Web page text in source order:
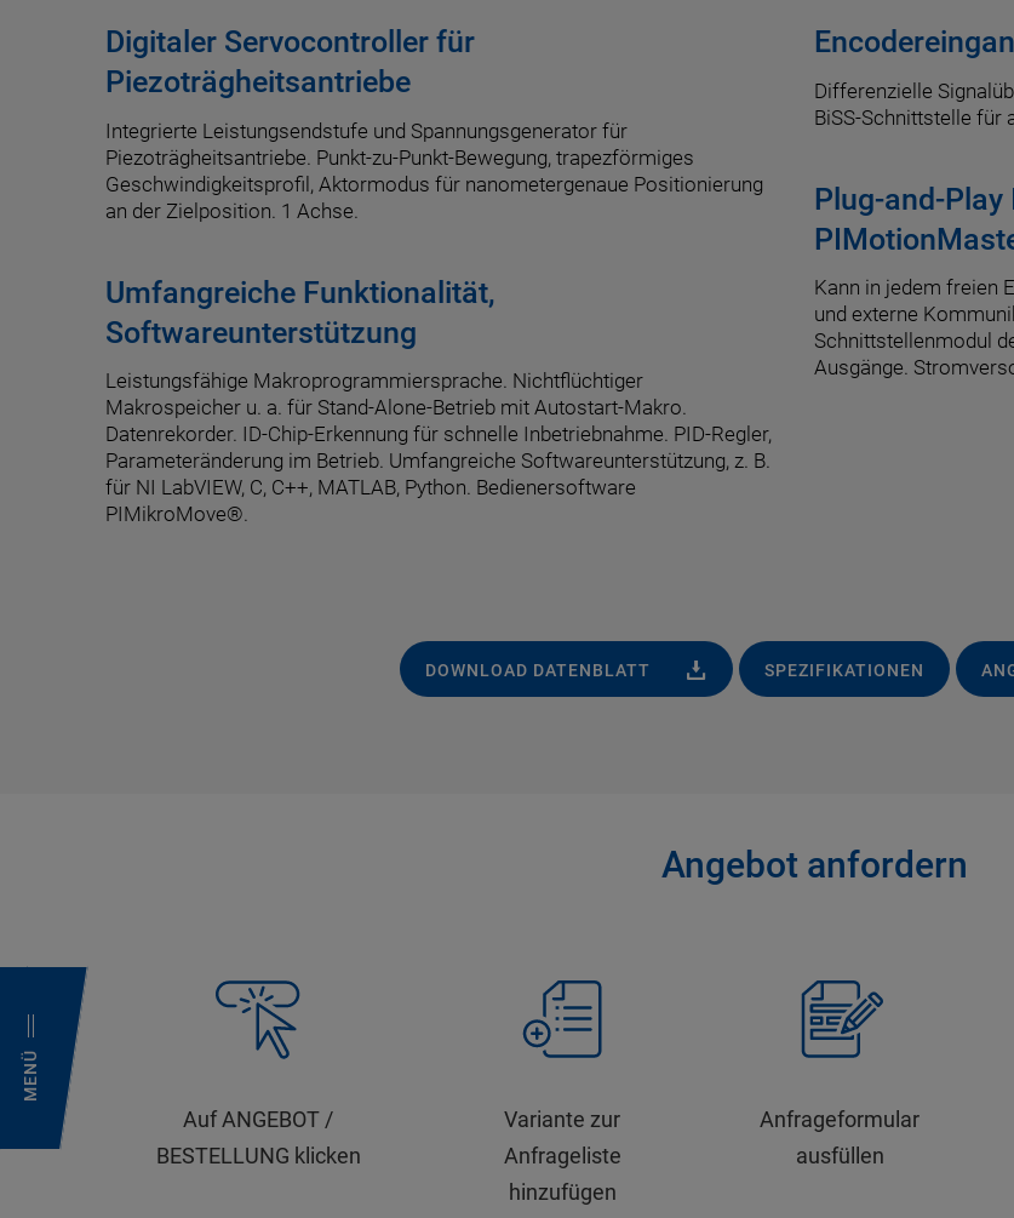
MENÜ
Digitaler Servocontroller für
Piezoträgheitsantriebe
Integrierte Leistungsendstufe und Spannungsgenerator für
Piezoträgheitsantriebe. Punkt-zu-Punkt-Bewegung, trapezförmiges
Geschwindigkeitsprofil, Aktormodus für nanometergenaue Positionierung
an der Zielposition. 1 Achse.
Umfangreiche Funktionalität,
Softwareunterstützung
Leistungsfähige Makroprogrammiersprache. Nichtflüchtiger
Makrospeicher u. a. für Stand-Alone-Betrieb mit Autostart-Makro.
Datenrekorder. ID-Chip-Erkennung für schnelle Inbetriebnahme. PID-Regler,
Parameteränderung im Betrieb. Umfangreiche Softwareunterstützung, z. B.
für NI LabVIEW, C, C++, MATLAB, Python. Bedienersoftware
PIMikroMove®.
Differenzielle
BiSS-Schnittstelle für
Plug-and-
Kann in jedem freien
und externe
Schnittstellenmodul
Ausgänge.
DOWNLOAD DATENBLATT SPEZIFIKATIONEN
Angebot anfordern
Auf ANGEBOT /
BESTELLUNG klicken
Variante zur
Anfrageliste
hinzufügen
Anfrageformular
ausfüllen